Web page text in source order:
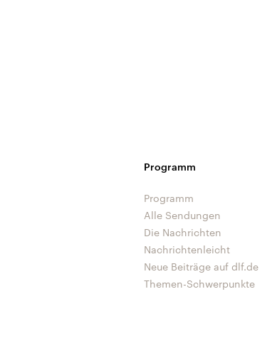
Programm
Programm
Alle Sendungen
Die Nachrichten
Nachrichtenleicht
Neue Beiträge auf dlf.de
Themen-Schwerpunkte